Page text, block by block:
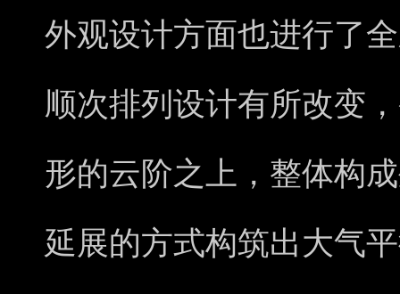
外观设计方面也进行了
顺次排列设计有所改变
形的云阶之上，整体构
延展的方式构筑出大气